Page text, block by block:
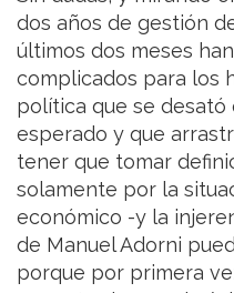
dos años de gestión
últimos dos meses
complicados para los
política que se
esperado y que
tener que tomar
solamente por la
económico -y la
de Manuel Adorni
porque por primera